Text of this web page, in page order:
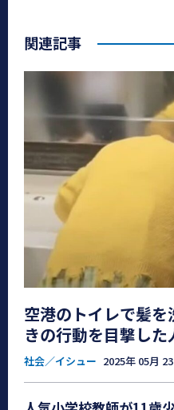
関連記事
空港のトイレで髪
きの行動を目撃した
社会／イシュー 2025年 05月